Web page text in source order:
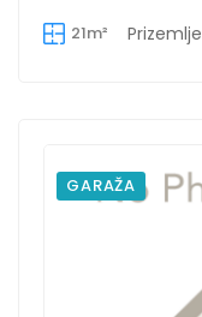
21m² Prizemlje
GARAŽA